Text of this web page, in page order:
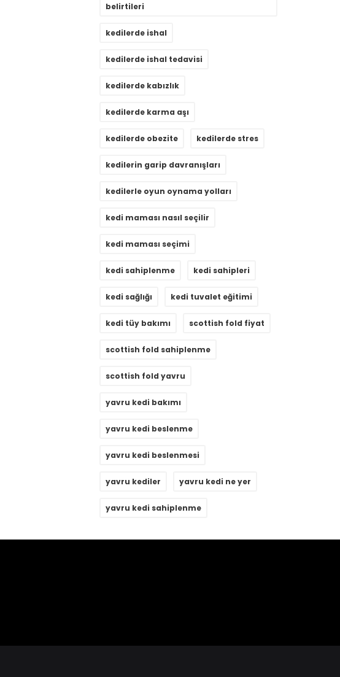
belirtileri
kedilerde ishal
kedilerde ishal tedavisi
kedilerde kabızlık
kedilerde karma aşı
kedilerde obezite kedilerde stres
kedilerin garip davranışları
kedilerle oyun oynama yolları
kedi maması nasıl seçilir
kedi maması seçimi
kedi sahiplenme kedi sahipleri
kedi sağlığı kedi tuvalet eğitimi
kedi tüy bakımı scottish fold fiyat
scottish fold sahiplenme
scottish fold yavru
yavru kedi bakımı
yavru kedi beslenme
yavru kedi beslenmesi
yavru kediler yavru kedi ne yer
yavru kedi sahiplenme